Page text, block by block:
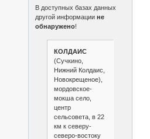
В доступных базах данных
другой информациине
обнаружено!
КОЛДАИС
(Сучкино,
Нижний Колдаис,
Новокрещеное),
мордовское-
мокша село,
центр
сельсовета, в 22
км к северу-
северо-востоку